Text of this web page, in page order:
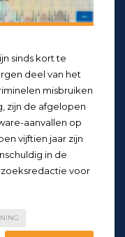
sinds kort te
deel van het
misbruiken
zijn de afgelopen
aanvallen op
vijftien jaar zijn
in de
voor